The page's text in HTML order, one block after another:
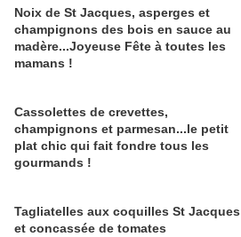
Noix de St Jacques, asperges et
champignons des bois en sauce au
madère...Joyeuse Fête à toutes les
mamans !
Cassolettes de crevettes,
champignons et parmesan...le petit
plat chic qui fait fondre tous les
gourmands !
Tagliatelles aux coquilles St Jacques
et concassée de tomates